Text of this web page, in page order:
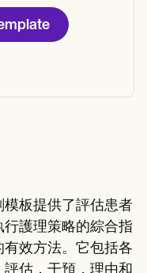
板提供了評估患者
護理策略的綜合指
效方法。它包括各